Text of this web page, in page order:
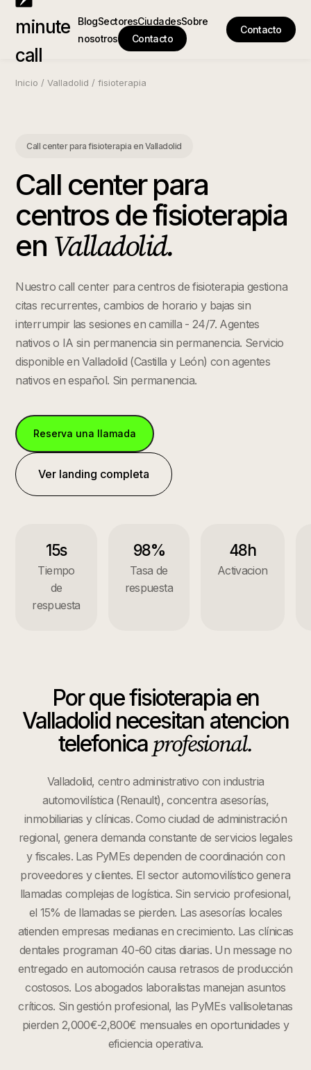
minute
call
BlogSectoresCiudadesSobre
nosotros
Contacto
Contacto
Inicio /Valladolid /fisioterapia
Call center para fisioterapia en Valladolid
Call center para
centros de fisioterapia
en Valladolid.
Nuestro call center para centros de fisioterapia gestiona
citas recurrentes, cambios de horario y bajas sin
interrumpir las sesiones en camilla - 24/7. Agentes
nativos o IA sin permanencia sin permanencia. Servicio
disponible enValladolid (Castilla y León) con agentes
nativos en español. Sin permanencia.
Reserva una llamada
Ver landing completa
15s
Tiempo
de
respuesta
98%
Tasa de
respuesta
48h
Activacion
Por quefisioterapiaen
Valladolidnecesitan atencion
telefonica profesional.
Valladolid, centro administrativo con industria
automovilística (Renault), concentra asesorías,
inmobiliarias y clínicas. Como ciudad de administración
regional, genera demanda constante de servicios legales
y fiscales. Las PyMEs dependen de coordinación con
proveedores y clientes. El sector automovilístico genera
llamadas complejas de logística. Sin servicio profesional,
el 15% de llamadas se pierden. Las asesorías locales
atienden empresas medianas en crecimiento. Las clínicas
dentales programan 40-60 citas diarias. Un message no
entregado en automoción causa retrasos de producción
costosos. Los abogados laboralistas manejan asuntos
críticos. Sin gestión profesional, las PyMEs vallisoletanas
pierden 2,000€-2,800€ mensuales en oportunidades y
eficiencia operativa.